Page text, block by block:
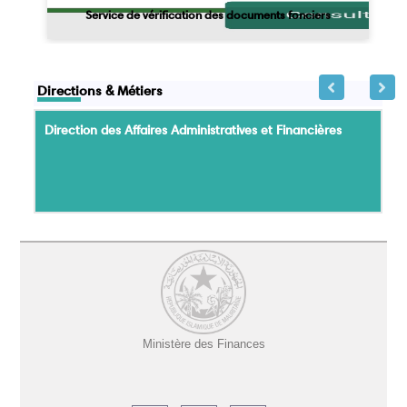
Service de vérification des documents fonciers
Directions & Métiers
Direction des Affaires Administratives et Financières
Ministère des Finances